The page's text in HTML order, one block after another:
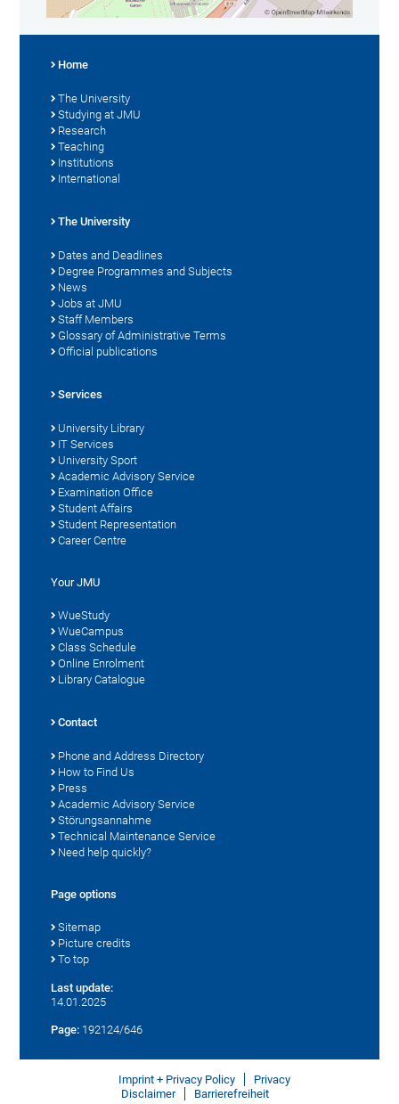
Home
The University
Studying at JMU
Research
Teaching
Institutions
International
The University
Dates and Deadlines
Degree Programmes and Subjects
News
Jobs at JMU
Staff Members
Glossary of Administrative Terms
Official publications
Services
University Library
IT Services
University Sport
Academic Advisory Service
Examination Office
Student Affairs
Student Representation
Career Centre
Your JMU
WueStudy
WueCampus
Class Schedule
Online Enrolment
Library Catalogue
Contact
Phone and Address Directory
How to Find Us
Press
Academic Advisory Service
Störungsannahme
Technical Maintenance Service
Need help quickly?
Page options
Sitemap
Picture credits
To top
Last update:
14.01.2025
Page: 192124/646
Imprint + Privacy Policy
Privacy
Disclaimer
Barrierefreiheit